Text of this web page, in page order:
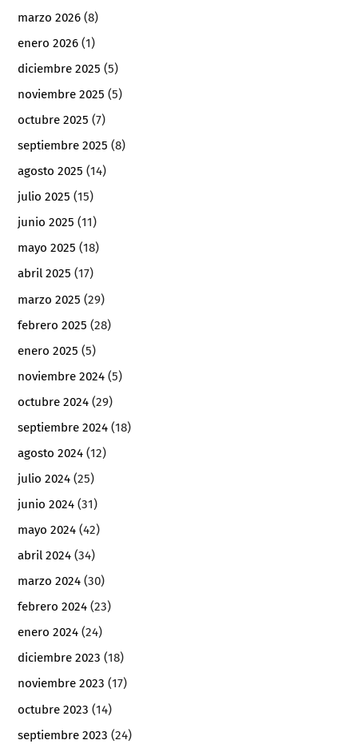
marzo 2026 (8)
enero 2026 (1)
diciembre 2025 (5)
noviembre 2025 (5)
octubre 2025 (7)
septiembre 2025 (8)
agosto 2025 (14)
julio 2025 (15)
junio 2025 (11)
mayo 2025 (18)
abril 2025 (17)
marzo 2025 (29)
febrero 2025 (28)
enero 2025 (5)
noviembre 2024 (5)
octubre 2024 (29)
septiembre 2024 (18)
agosto 2024 (12)
julio 2024 (25)
junio 2024 (31)
mayo 2024 (42)
abril 2024 (34)
marzo 2024 (30)
febrero 2024 (23)
enero 2024 (24)
diciembre 2023 (18)
noviembre 2023 (17)
octubre 2023 (14)
septiembre 2023 (24)